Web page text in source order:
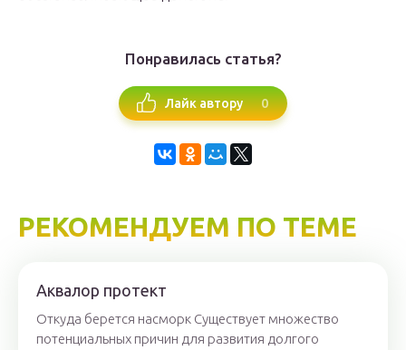
Понравилась статья?
Лайк автору 0
РЕКОМЕНДУЕМ ПО ТЕМЕ
Аквалор протект
Откуда берется насморк Существует множество
потенциальных причин для развития долгого